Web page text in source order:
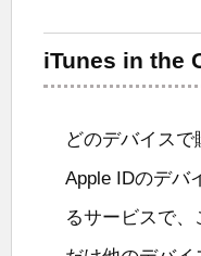
iTunes in the
どのデバイス
Apple IDのデバ
るサービスで